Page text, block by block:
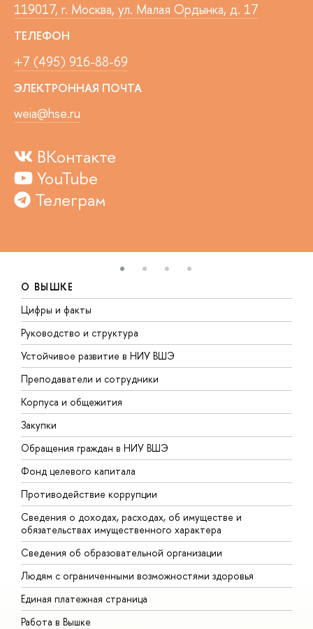
119017, г. Москва, ул. Малая Ордынка, д. 17
ТЕЛЕФОН
+7 (495) 916-88-69
ЭЛЕКТРОННАЯ ПОЧТА
weia@hse.ru
ВКонтакте
YouTube
Телеграм
О ВЫШКЕ
Цифры и факты
Руководство и структура
Устойчивое развитие в НИУ ВШЭ
Преподаватели и сотрудники
Корпуса и общежития
Закупки
Обращения граждан в НИУ ВШЭ
Фонд целевого капитала
Противодействие коррупции
Сведения о доходах, расходах, об имуществе и
обязательствах имущественного характера
Сведения об образовательной организации
Людям с ограниченными возможностями здоровья
Единая платежная страница
Работа в Вышке